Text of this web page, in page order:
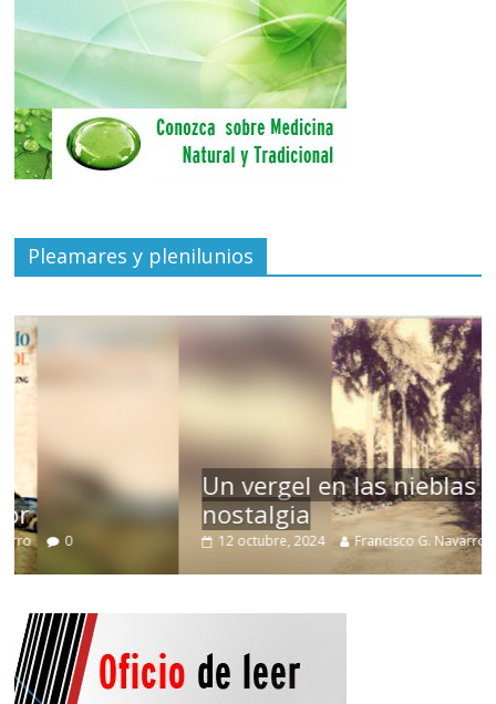
Pleamares y plenilunios
Un vergel en las nieblas de la
nostalgia
12 octubre, 2024 Francisco G. Navarro 0